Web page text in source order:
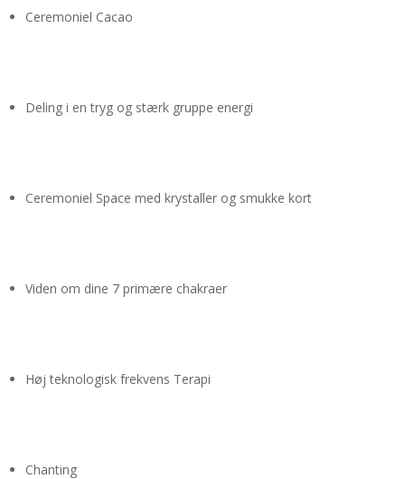
Ceremoniel Cacao
Deling i en tryg og stærk gruppe energi
Ceremoniel Space med krystaller og smukke kort
Viden om dine 7 primære chakraer
Høj teknologisk frekvens Terapi
Chanting